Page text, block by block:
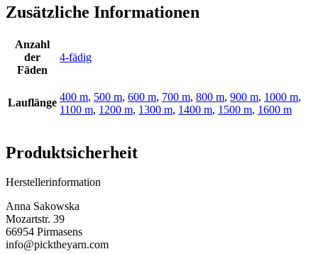
Zusätzliche Informationen
Anzahl
der
Fäden
4-fädig
Lauflänge 400 m, 500 m, 600 m, 700 m, 800 m, 900 m, 1000 m,
1100 m, 1200 m, 1300 m, 1400 m, 1500 m, 1600 m
Produktsicherheit
Herstellerinformation
Anna Sakowska
Mozartstr. 39
66954 Pirmasens
info@picktheyarn.com